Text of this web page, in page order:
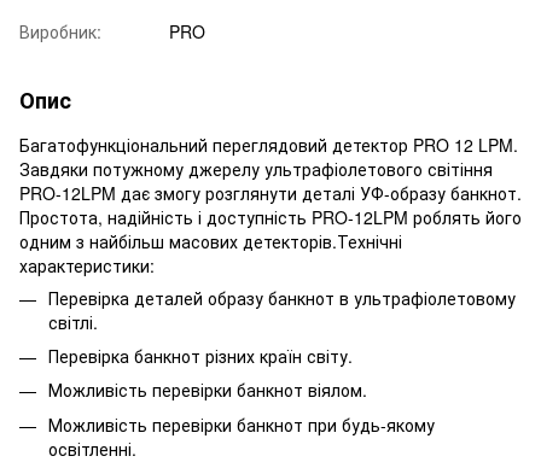
Виробник: PRO
Опис
Багатофункціональний переглядовий детектор PRO 12 LPM.
Завдяки потужному джерелу ультрафіолетового світіння
PRO-12LPM дає змогу розглянути деталі УФ-образу банкнот.
Простота, надійність і доступність PRO-12LPM роблять його
одним з найбільш масових детекторів.Технічні
характеристики:
Перевірка деталей образу банкнот в ультрафіолетовому
світлі.
Перевірка банкнот різних країн світу.
Можливість перевірки банкнот віялом.
Можливість перевірки банкнот при будь-якому
освітленні.